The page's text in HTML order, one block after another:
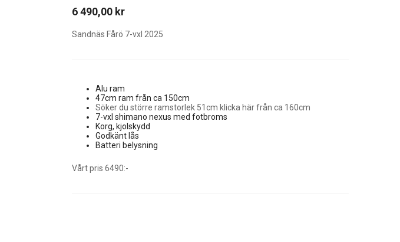
6 490,00 kr
Sandnäs Fårö 7-vxl 2025
Alu ram
47cm ram från ca 150cm
Söker du större ramstorlek 51cm klicka här från ca 160cm
7-vxl shimano nexus med fotbroms
Korg, kjolskydd
Godkänt lås
Batteri belysning
Vårt pris 6490:-